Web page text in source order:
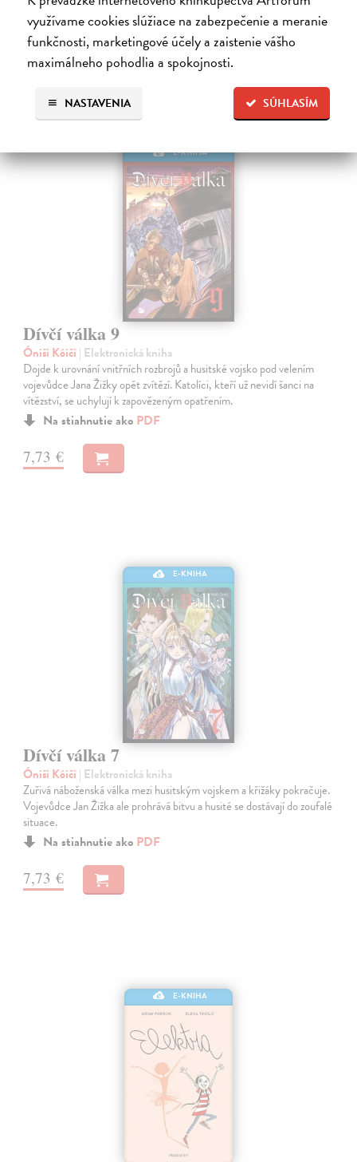
využívame cookies slúžiace na zabezpečenie a meranie
funkčnosti, marketingové účely a zaistenie vášho
maximálneho pohodlia a spokojnosti.
SÚHLASÍM
NASTAVENIA
7,73 €
E-KNIHA
Dívčí válka 9
Óniši Kóiči | Elektronická kniha
Dojde k urovnání vnitřních rozbrojů a husitské vojsko pod velením
vojevůdce Jana Žižky opět zvítězí. Katolíci, kteří už nevidí šanci na
vítězství, se uchylují k zapovězeným opatřením.
Na stiahnutie ako PDF
7,73 €
E-KNIHA
Dívčí válka 7
Óniši Kóiči | Elektronická kniha
Zuřivá náboženská válka mezi husitským vojskem a křižáky pokračuje.
Vojevůdce Jan Žižka ale prohrává bitvu a husité se dostávají do zoufalé
situace.
Na stiahnutie ako PDF
7,73 €
E-KNIHA